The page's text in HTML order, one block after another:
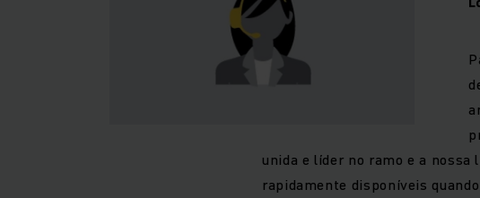
unida e líder no ramo e a
rapidamente disponíveis